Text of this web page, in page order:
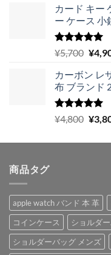
カード キー
ー ケース 小
5段階中
5.00
の評価
¥5,700 元
価
格
は
し
¥
カーボン レ
布 ブランド
5段階中
5.00
の評価
¥4,800 元
価
で
し
た。
¥
商品タグ
apple watch バンド 本 革
コインケース
ショルダ
ショルダーバッグ メンズ